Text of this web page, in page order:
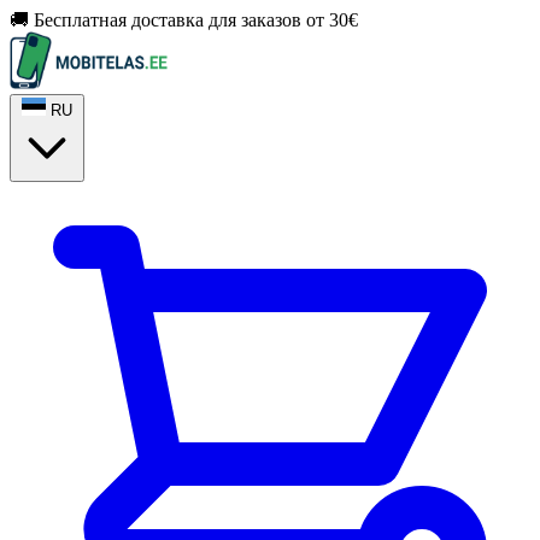
🚚 Бесплатная доставка для заказов от 30€
RU